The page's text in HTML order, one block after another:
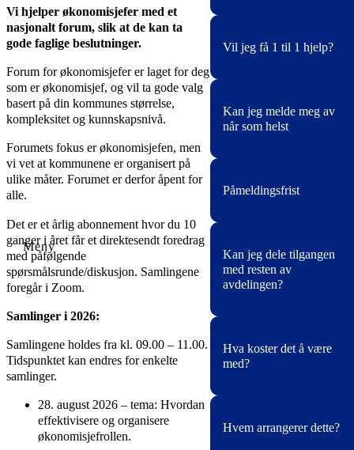
Vi hjelper økonomisjefer med et
nasjonalt forum, slik at de kan ta
gode faglige beslutninger.
Forum for økonomisjefer er laget for deg
som er økonomisjef, og vil ta gode valg
basert på din kommunes størrelse,
kompleksitet og kunnskapsnivå.
Forumets fokus er økonomisjefen, men
vi vet at kommunene er organisert på
ulike måter. Forumet er derfor åpent for
alle.
Det er et årlig abonnement hvor du 10
ganger i året får et direktesendt foredrag
med påfølgende
spørsmålsrunde/diskusjon. Samlingene
foregår i Zoom.
Samlinger i 2026:
Samlingene holdes fra kl. 09.00 – 11.00.
Tidspunktet kan endres for enkelte
samlinger.
28. august 2026 – tema: Hvordan
effektivisere og organisere
økonomisjefrollen.
noen å sparre fag med.
Vil jeg få 1 til 1 hjelp?
anledning å stille
spørsmål/problemstillinger
hjelp i plenum kan
Kan jeg melde meg av
når som helst
så kan du melde deg ut.
Det betales for t.o.m den
måneden oppsigelsen
Påmeldingsfrist
fortløpende.
Abonnementet løper fra
neste samling.
Kan jeg dele tilgangen
med resten av
avdelingen?
personlig, og du kan ikke
overføre plassen din på
ha så mange abonnement
Hva koster det å være
med?
person i året.
Hvem arrangerer dette?